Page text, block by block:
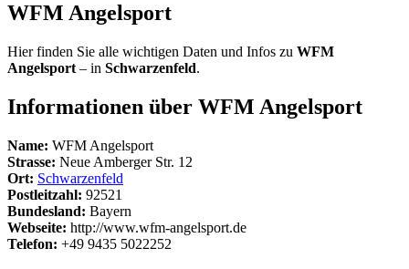
WFM Angelsport
Hier finden Sie alle wichtigen Daten und Infos zu WFM
Angelsport – in Schwarzenfeld.
Informationen über WFM Angelsport
Name: WFM Angelsport
Strasse: Neue Amberger Str. 12
Ort: Schwarzenfeld
Postleitzahl: 92521
Bundesland: Bayern
Webseite: http://www.wfm-angelsport.de
Telefon: +49 9435 5022252